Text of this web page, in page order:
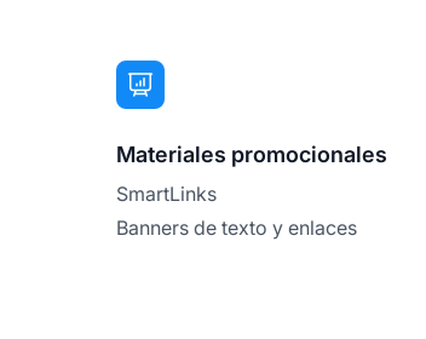
Materiales promocionales
SmartLinks
Banners de texto y enlaces